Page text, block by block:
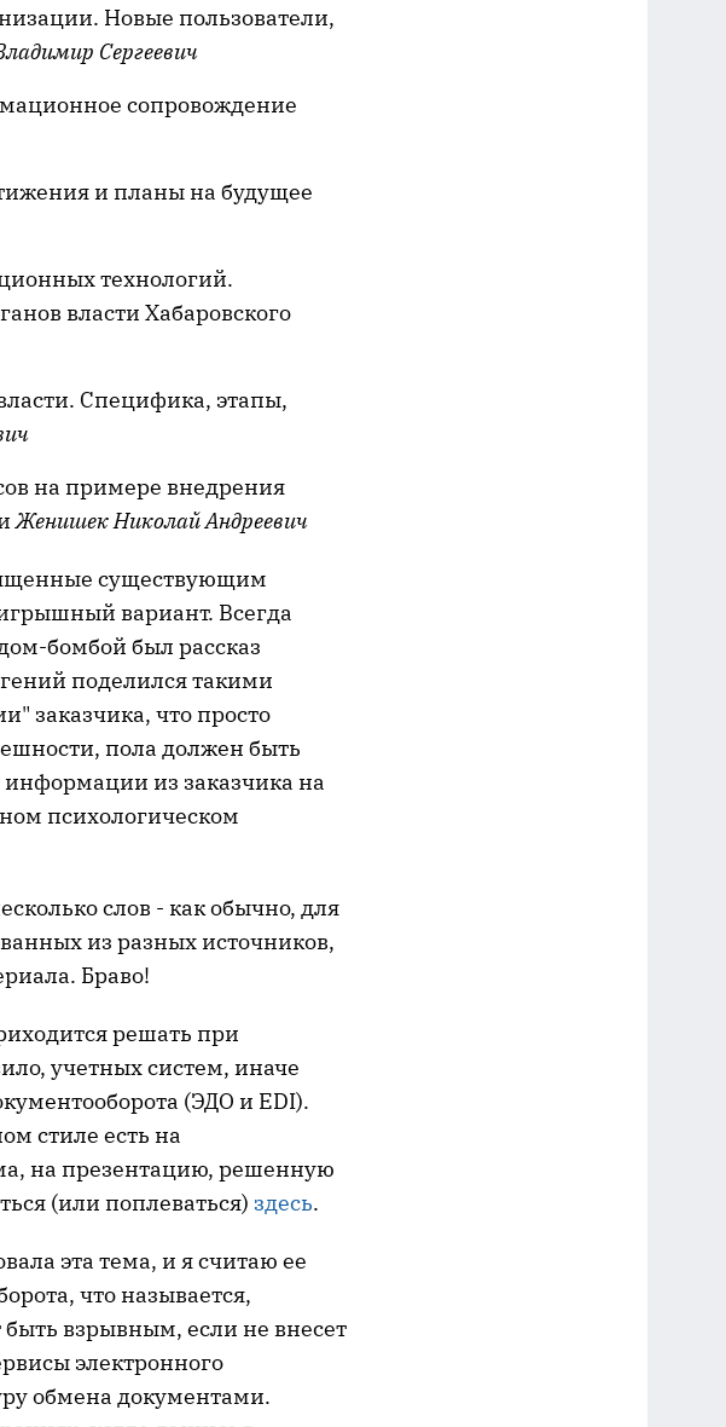
Новые пользователи,
Сергеевич
сопровождение
и планы на будущее
технологий.
власти Хабаровского
Специфика, этапы,
на примере внедрения
Женишек Николай Андреевич
существующим
вариант. Всегда
бомбой был рассказ
поделился такими
заказчика, что просто
пола должен быть
из заказчика на
психологическом
слов - как обычно, для
из разных источников,
Браво!
решать при
учетных систем, иначе
(ЭДО и EDI).
стиле есть на
на презентацию, решенную
(или поплеваться) здесь.
эта тема, и я считаю ее
что называется,
взрывным, если не внесет
электронного
обмена документами.